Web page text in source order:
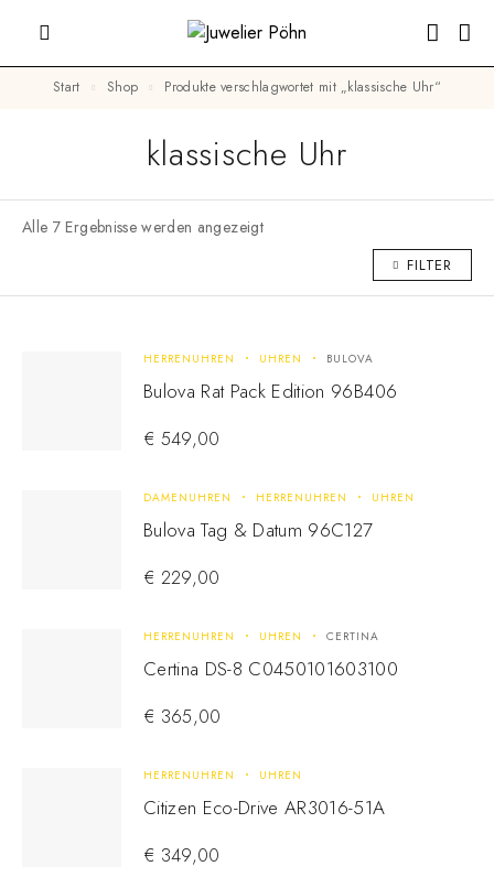
Start Shop Produkte verschlagwortet mit „klassische Uhr“
klassische Uhr
Alle 7 Ergebnisse werden angezeigt
FILTER
HERRENUHREN UHREN BULOVA
Bulova Rat Pack Edition 96B406
€ 549,00
DAMENUHREN HERRENUHREN UHREN
Bulova Tag & Datum 96C127
€ 229,00
HERRENUHREN UHREN CERTINA
Certina DS-8 C0450101603100
€ 365,00
HERRENUHREN UHREN
Citizen Eco-Drive AR3016-51A
€ 349,00